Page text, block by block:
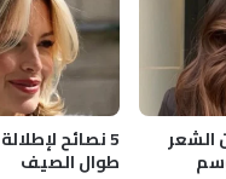
الشعر 5 نصائح
طوال الصيف